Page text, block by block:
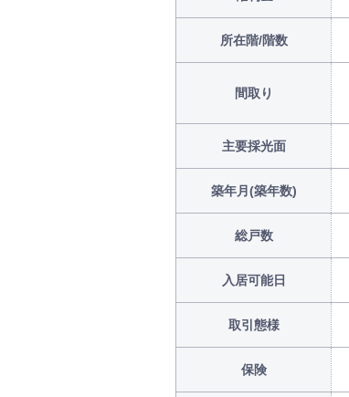
所在階/階数
間取り
主要採光面
築年月(築年数)
総戸数
入居可能日
取引態様
保険